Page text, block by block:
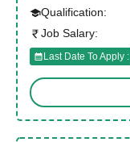
Qualification:
Job Salary:
Last Date To Apply :